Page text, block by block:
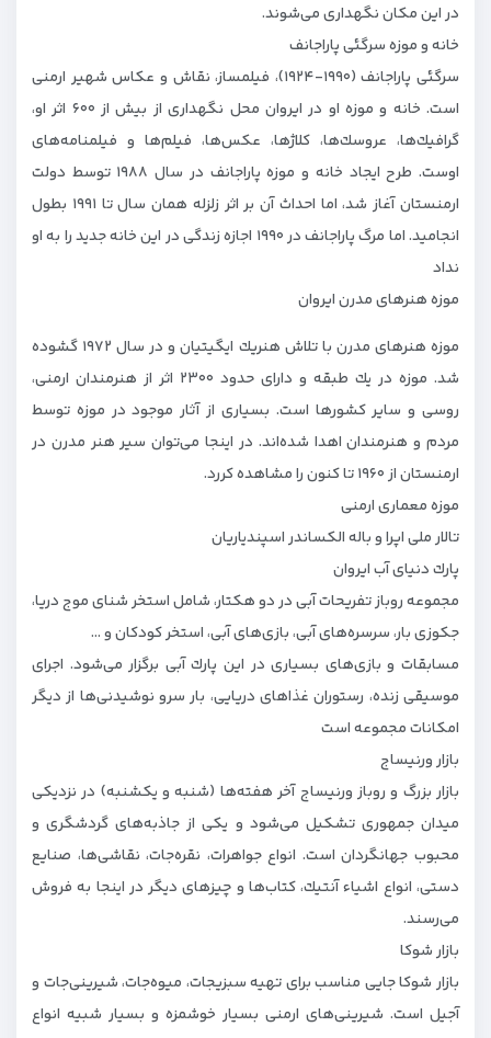
در این مکان نگهداری می‌شوند.
خانه و موزه سرگئی پاراجانف
سرگئی پاراجانف (۱۹۹۰-۱۹۲۴)، فیلمساز، نقاش و عكاس شهیر ارمنی
است. خانه و موزه او در ایروان محل نگهداری از بیش از ۶۰۰ اثر او،
گرافیك‌ها، عروسك‌ها، كلاژها، عكس‌ها، فیلم‌ها و فیلمنامه‌های
اوست. طرح ایجاد خانه و موزه پاراجانف در سال ۱۹۸۸ توسط دولت
ارمنستان آغاز شد، اما احداث آن بر اثر زلزله همان سال تا ۱۹۹۱ بطول
انجامید. اما مرگ پاراجانف در ۱۹۹۰ اجازه زندگی در این خانه جدید را به او
نداد
موزه هنرهای مدرن ایروان
موزه هنرهای مدرن با تلاش هنریك ایگیتیان و در سال ۱۹۷۲ گشوده
شد. موزه در یك طبقه و دارای حدود ۲۳۰۰ اثر از هنرمندان ارمنی،
روسی و سایر كشورها است. بسیاری از آثار موجود در موزه توسط
مردم و هنرمندان اهدا شده‌اند. در اینجا می‌توان سیر هنر مدرن در
ارمنستان از ۱۹۶۰ تا كنون را مشاهده كررد.
موزه معماری ارمنی
تالار ملی اپرا و باله الكساندر اسپندیاریان
پارك دنیای آب ایروان
مجموعه روباز تفریحات آبی در دو هكتار، شامل استخر شنای موج دریا،
جكوزی بار، سرسره‌های آبی،‌ بازی‌های آبی، استخر كودكان و …
مسابقات و بازی‌های بسیاری در این پارك آبی برگزار می‌شود. اجرای
موسیقی زنده، رستوران غذاهای دریایی، بار سرو نوشیدنی‌ها از دیگر
امكانات مجموعه است
بازار ورنیساج
بازار بزرگ و روباز ورنیساج آخر هفته‌ها (شنبه و یكشنبه) در نزدیكی
میدان جمهوری تشكیل می‌شود و یكی از جاذبه‌های گردشگری و
محبوب جهانگردان است. انواع جواهرات، نقره‌جات، نقاشی‌ها، صنایع
دستی، انواع اشیاء آنتیك، كتاب‌ها و چیزهای دیگر در اینجا به فروش
می‌رسند.
بازار شوكا
بازار شوكا جایی مناسب برای تهیه سبزیجات، میوه‌جات، شیرینی‌جات و
آجیل است. شیرینی‌های ارمنی بسیار خوشمزه و بسیار شبیه انواع